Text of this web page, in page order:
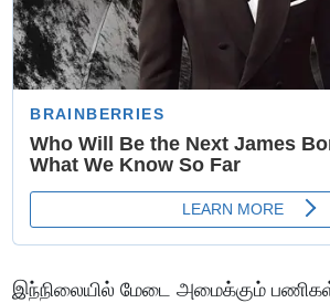
இந்நிலையில் மேடை அமைக்கும்